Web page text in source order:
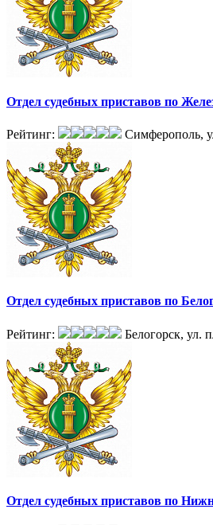
Отдел судебных приставов по
Рейтинг: Симферополь,
Отдел судебных приставов по
Рейтинг: Белогорск, ул.
Отдел судебных приставов по